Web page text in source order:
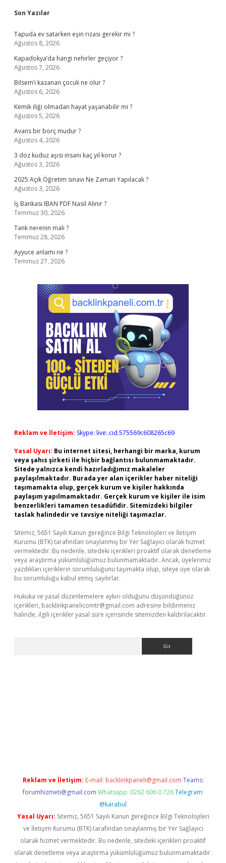
Sidebar
Son Yazılar
Tapuda ev satarken eşin rızası gerekir mi ?
Ağustos 8, 2026
Kapadokya’da hangi nehirler geçiyor ?
Ağustos 7, 2026
Bilsem’i kazanan çocuk ne olur ?
Ağustos 6, 2026
Kemik iliği olmadan hayat yaşanabilir mi ?
Ağustos 5, 2026
Avans bir borç mudur ?
Ağustos 4, 2026
3 doz kuduz aşısı insanı kaç yıl korur ?
Ağustos 3, 2026
2025 Açık Öğretim sınavı Ne Zaman Yapılacak ?
Ağustos 3, 2026
İş Bankası IBAN PDF Nasıl Alınır ?
Temmuz 30, 2026
Tank nerenin malı ?
Temmuz 28, 2026
Ayyuce anlamı ne ?
Temmuz 27, 2026
Reklam ve İletişim: Skype: live:.cid.575569c608265c69
Yasal Uyarı: Bu internet sitesi, herhangi bir marka, kurum
veya şahıs şirketi ile hiçbir bağlantısı bulunmamaktadır.
Sitede yalnızca kendi hazırladığımız makaleler
paylaşılmaktadır. Burada yer alan içerikler haber niteliği
taşımamakta olup, gerçek kurum ve kişiler hakkında
paylaşım yapılmamaktadır. Gerçek kurum ve kişiler ile isim
benzerlikleri tamamen tesadüfidir. Sitemizdeki bilgiler
taslak halindedir ve tavsiye niteliği taşımazlar.
Sitemiz, 5651 Sayılı Kanun gereğince Bilgi Teknolojileri ve İletişim
Kurumu (BTK) tarafından onaylanmış bir Yer Sağlayıcı olarak hizmet
vermektedir. Bu nedenle, sitedeki içerikleri proaktif olarak denetleme
veya araştırma yükümlülüğümüz bulunmamaktadır. Ancak, üyelerimiz
yazdıkları içeriklerin sorumluluğunu taşımakta olup, siteye üye olarak
bu sorumluluğu kabul etmiş sayılırlar.
Hukuka ve yasal düzenlemelere aykırı olduğunu düşündüğünüz
içerikleri, backlinkpanelicomtr@gmail.com adresine bildirmeniz
halinde, ilgili içerikler yasal süre içerisinde sitemizden kaldırılacaktır.
Reklam ve İletişim: E-mail: backlinkpaneli@gmail.com Teams:
forumhizmeti@gmail.com Whatsapp: 0262 606 0 726 Telegram:
@karabul
Yasal Uyarı: Sitemiz, 5651 Sayılı Kanun gereğince Bilgi Teknolojileri
ve İletişim Kurumu (BTK) tarafından onaylanmış bir Yer Sağlayıcı
olarak hizmet vermektedir. Bu nedenle, sitedeki içerikleri proaktif
olarak denetleme veya araştırma yükümlülüğümüz bulunmamaktadır.